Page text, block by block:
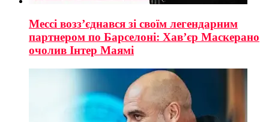
Мессі возз’єднався зі своїм легендарним
партнером по Барселоні: Хав’єр Маскерано
очолив Інтер Маямі